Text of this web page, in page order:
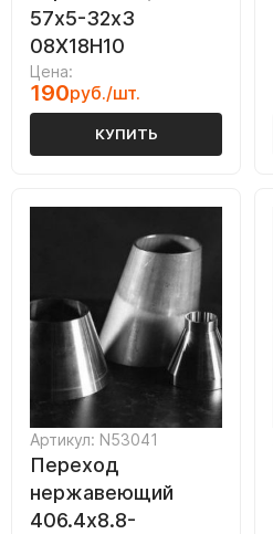
57х5-32х3
08Х18Н10
Цена:
190руб./шт.
КУПИТЬ
Артикул: N53041
Переход
нержавеющий
406.4х8.8-